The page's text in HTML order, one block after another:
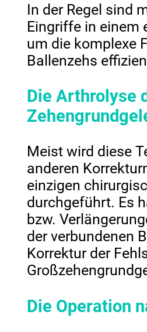
In der Regel sind
Eingriffe in einem
um die komplexe
Ballenzehs
Die Arthrolyse
Meist wird diese
anderen
einzigen
durchgeführt. Es
bzw.
der verbundenen
Korrektur der
Die Operation